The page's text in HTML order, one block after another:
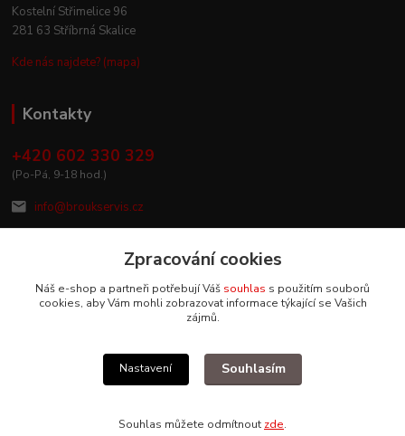
Kostelní Střimelice 96
281 63 Stříbrná Skalice
Kde nás najdete? (mapa)
Kontakty
+420 602 330 329
(Po-Pá, 9-18 hod.)
info@broukservis.cz
Upravit sběr cookies.
Zpracování cookies
Náš e-shop a partneři potřebují Váš souhlas s použitím souborů
cookies, aby Vám mohli zobrazovat informace týkající se Vašich
zájmů.
Nastavení Souhlasím
Souhlas můžete odmítnout zde.